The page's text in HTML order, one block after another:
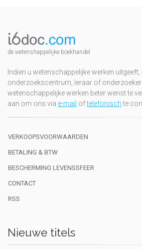
de wetenshappelijke boekhandel
Indien u wetenschappelijke werken uitgeeft,
onderzoekscentrum, leraar of onderzoeker
wetenschappelijke werken beter wenst te
aan om ons via e-mail oftelefonischte
VERKOOPSVOORWAARDEN
BETALING & BTW
BESCHERMING LEVENSSFEER
CONTACT
RSS
Nieuwe titels